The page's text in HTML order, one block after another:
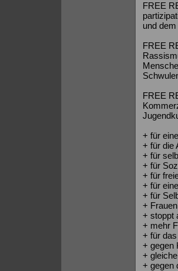
FREE
und
FREE
FREE
+ für
+ für die
+ für
+ für
+ für
+ für
+ für
+
+ stoppt
+ mehr
+ für
+ gegen
+
+ gegen